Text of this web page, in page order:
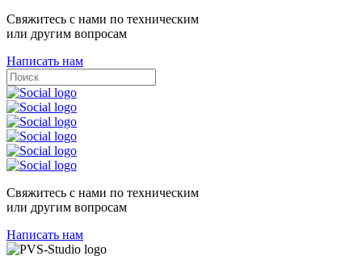
Свяжитесь с нами по техническим
или другим вопросам
Написать нам
Свяжитесь с нами по техническим
или другим вопросам
Написать нам